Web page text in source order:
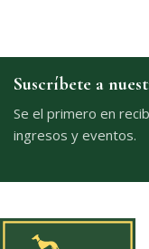
Suscríbete a
Se el primero en
ingresos y eventos.